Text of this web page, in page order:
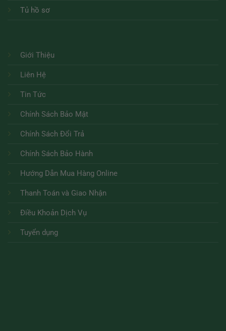
Tủ hồ sơ
Giới Thiệu
Liên Hệ
Tin Tức
Chính Sách Bảo Mật
Chính Sách Đổi Trả
Chính Sách Bảo Hành
Hướng Dẫn Mua Hàng Online
Thanh Toán và Giao Nhận
Điều Khoản Dịch Vụ
Tuyển dụng